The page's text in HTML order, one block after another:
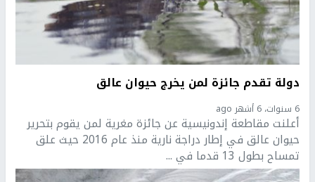
دولة تقدم جائزة لمن يخرج حيوان عالق
6 سنوات، 6 أشهر ago
أعلنت مقاطعة إندونيسية عن جائزة مغرية لمن يقوم بتحرير
حيوان عالق في إطار دراجة نارية منذ عام 2016 حيث علق
تمساح بطول 13 قدما في ...